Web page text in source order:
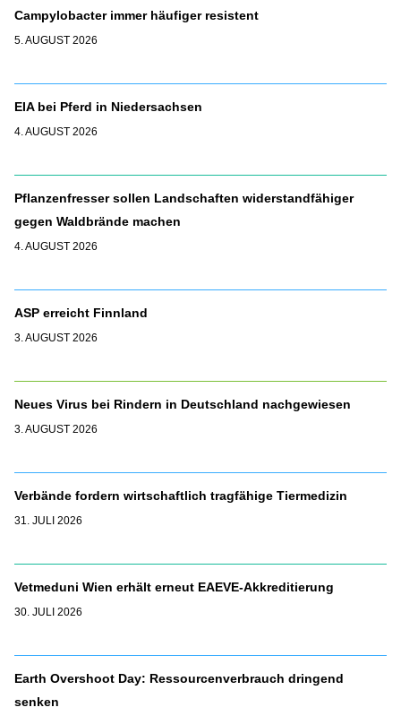
Campylobacter immer häufiger resistent
5. AUGUST 2026
EIA bei Pferd in Niedersachsen
4. AUGUST 2026
Pflanzenfresser sollen Landschaften widerstandfähiger
gegen Waldbrände machen
4. AUGUST 2026
ASP erreicht Finnland
3. AUGUST 2026
Neues Virus bei Rindern in Deutschland nachgewiesen
3. AUGUST 2026
Verbände fordern wirtschaftlich tragfähige Tiermedizin
31. JULI 2026
Vetmeduni Wien erhält erneut EAEVE-Akkreditierung
30. JULI 2026
Earth Overshoot Day: Ressourcenverbrauch dringend
senken